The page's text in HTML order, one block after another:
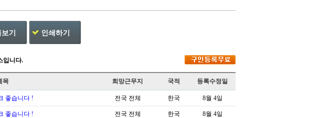
기 인쇄하기
입니다.
목 희망근무지 국적 등록수정일
좋습니다 ! 전국 전체 한국 8월 4일
좋습니다 ! 전국 전체 한국 8월 4일